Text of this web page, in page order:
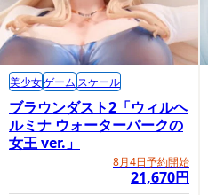
ブラウンダスト2「ウィルヘ
ルミナ ウォーターパークの
女王 ver.」
8月4日予約開始
21,670円
美少女ゲーム スケール